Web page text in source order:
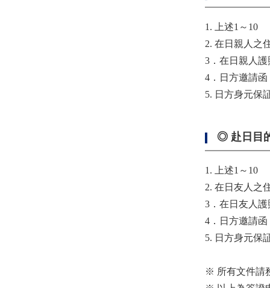
1. 上述1～10
2. 在日親人之
3．在日親人
4．日方邀請函
5. 日方身元保
◎ 赴日目
1. 上述1～10
2. 在日友人之
3．在日友人
4．日方邀請函
5. 日方身元保
※ 所有文件請